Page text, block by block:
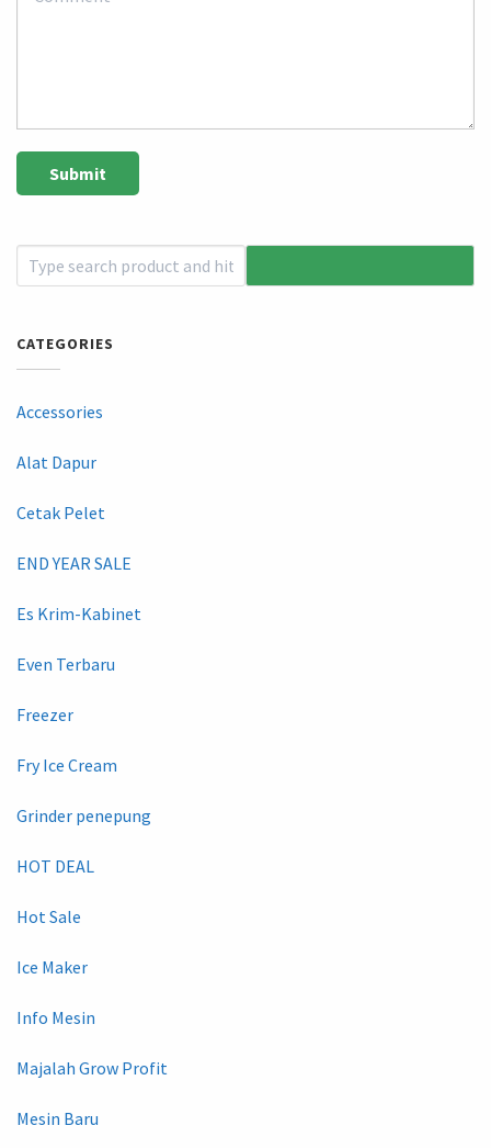
CATEGORIES
Accessories
Alat Dapur
Cetak Pelet
END YEAR SALE
Es Krim-Kabinet
Even Terbaru
Freezer
Fry Ice Cream
Grinder penepung
HOT DEAL
Hot Sale
Ice Maker
Info Mesin
Majalah Grow Profit
Mesin Baru